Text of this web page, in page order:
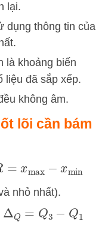
lại.
dụng thông tin của
là khoảng biến
liệu đã sắp xếp.
không âm.
lõi cần bám
=x max−xmin
nhỏ nhất).
ΔQ =Q3− Q 1